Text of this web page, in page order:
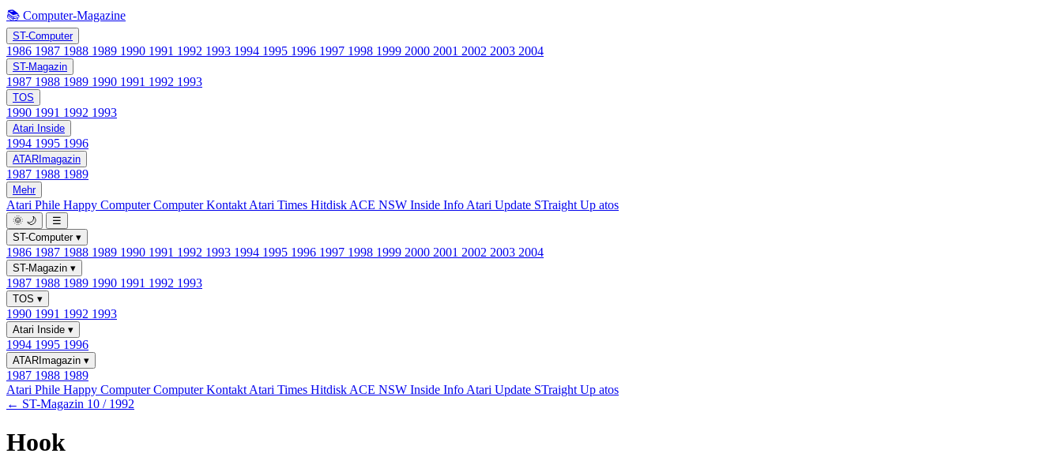
📚 Computer-Magazine
ST-Computer
1986 1987 1988 1989 1990 1991 1992 1993 1994 1995 1996 1997 1998 1999 2000 2001 2002 2003 2004
ST-Magazin
1987 1988 1989 1990 1991 1992 1993
TOS
1990 1991 1992 1993
Atari Inside
1994 1995 1996
ATARImagazin
1987 1988 1989
Mehr
Atari Phile Happy ComputerComputer Kontakt Atari Times Hitdisk ACE NSW Inside Info Atari Update STraight Up atos
🌞 🌙
☰
ST-Computer ▾
1986 1987 1988 1989 1990 1991 1992 1993 1994 1995 1996 1997 1998 1999 2000 2001 2002 2003 2004
ST-Magazin ▾
1987 1988 1989 1990 1991 1992 1993
TOS ▾
1990 1991 1992 1993
Atari Inside ▾
1994 1995 1996
ATARImagazin ▾
1987 1988 1989
Atari Phile Happy ComputerComputer Kontakt Atari Times Hitdisk ACE NSW Inside Info Atari Update STraight Up atos
← ST-Magazin 10 / 1992
Hook